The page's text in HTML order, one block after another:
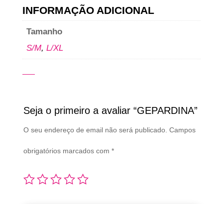
INFORMAÇÃO ADICIONAL
Tamanho
S/M,L/XL
Seja o primeiro a avaliar “GEPARDINA”
O seu endereço de email não será publicado. Campos
obrigatórios marcados com *